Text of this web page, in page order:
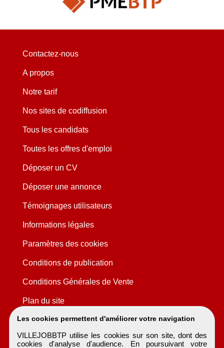
Les cookies permettent d'améliorer votre navigation
VILLEJOBBTP utilise les cookies sur son site, dont des
cookies d'analyse d'audience. En poursuivant votre
Contactez-nous
A propos
Notre tarif
Nos sites de codiffusion
Tous les candidats
Toutes les offres d'emploi
Déposer un CV
Déposer une annonce
Témoignages utilisateurs
Informations légales
Paramètres des cookies
Conditions de publication
Conditions Générales de Vente
Plan du site